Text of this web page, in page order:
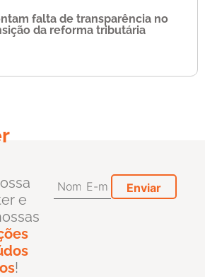
falta de transparência no
da reforma tributária
e
!